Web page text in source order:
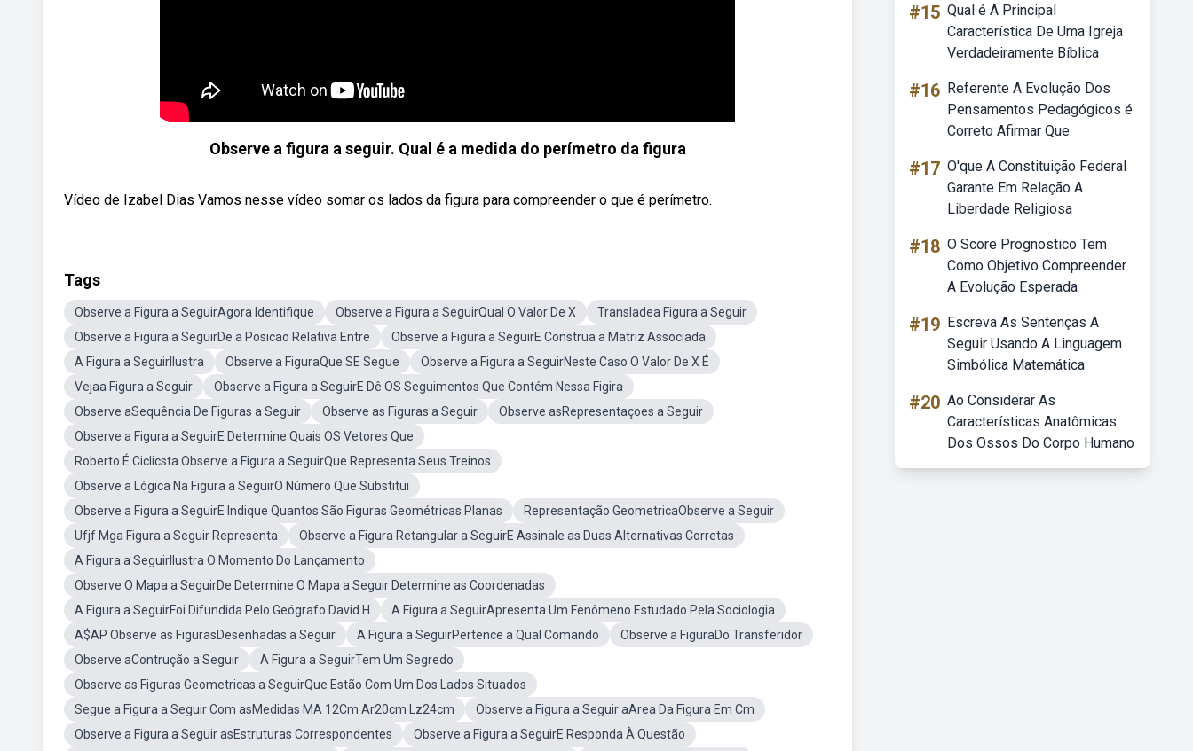
Observe a figura a seguir. Qual é a medida do perímetro da figura
Vídeo de Izabel Dias Vamos nesse vídeo somar os lados da figura para compreender o que é perímetro.
Tags
Observe a Figura a SeguirAgora Identifique Observe a Figura a SeguirQual O Valor De X
Transladea Figura a Seguir
Observe a Figura a SeguirDe a Posicao Relativa Entre
Observe a Figura a SeguirE Construa a Matriz Associada
A Figura a SeguirIlustra
Observe a FiguraQue SE Segue
Observe a Figura a SeguirNeste Caso O Valor De X É
Vejaa Figura a Seguir
Observe a Figura a SeguirE Dê OS Seguimentos Que Contém Nessa Figira
Observe aSequência De Figuras a Seguir
Observe as Figuras a Seguir
Observe asRepresentaçoes a Seguir
Observe a Figura a SeguirE Determine Quais OS Vetores Que
Roberto É Ciclicsta Observe a Figura a SeguirQue Representa Seus Treinos
Observe a Lógica Na Figura a SeguirO Número Que Substitui
Observe a Figura a SeguirE Indique Quantos São Figuras Geométricas Planas
Representação GeometricaObserve a Seguir
Ufjf Mga Figura a Seguir Representa
Observe a Figura Retangular a SeguirE Assinale as Duas Alternativas Corretas
A Figura a SeguirIlustra O Momento Do Lançamento
Observe O Mapa a SeguirDe Determine O Mapa a Seguir Determine as Coordenadas
A Figura a SeguirFoi Difundida Pelo Geógrafo David H
A Figura a SeguirApresenta Um Fenômeno Estudado Pela Sociologia
A$AP Observe as FigurasDesenhadas a Seguir
A Figura a SeguirPertence a Qual Comando
Observe a FiguraDo Transferidor
Observe aContrução a Seguir
A Figura a SeguirTem Um Segredo
Observe as Figuras Geometricas a SeguirQue Estão Com Um Dos Lados Situados
Segue a Figura a Seguir Com asMedidas MA 12Cm Ar20cm Lz24cm
Observe a Figura a Seguir aArea Da Figura Em Cm
Observe a Figura a Seguir asEstruturas Correspondentes
Observe a Figura a SeguirE Responda À Questão
#15 Qual é A Principal
Característica De Uma Igreja
Verdadeiramente Bíblica
#16 Referente A Evolução Dos
Pensamentos Pedagógicos é
Correto Afirmar Que
#17 O'que A Constituição Federal
Garante Em Relação A
Liberdade Religiosa
#18 O Score Prognostico Tem
Como Objetivo Compreender
A Evolução Esperada
#19 Escreva As Sentenças A
Seguir Usando A Linguagem
Simbólica Matemática
#20 Ao Considerar As
Características Anatômicas
Dos Ossos Do Corpo Humano